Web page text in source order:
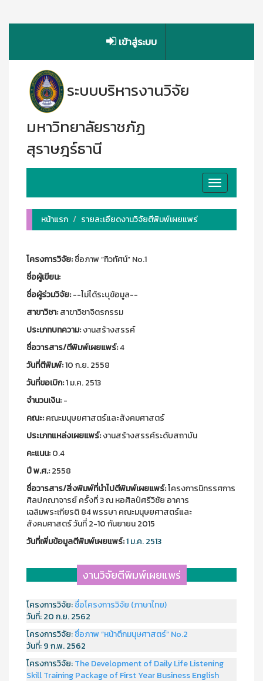
เข้าสู่ระบบ
ระบบบริหารงานวิจัย
มหาวิทยาลัยราชภัฏ
สุราษฎร์ธานี
Toggle
navigation
หน้าแรก
รายละเอียดงานวิจัยตีพิมพ์เผยแพร่
โครงการวิจัย:ชื่อภาพ “ทิวทัศน์” No.1
ชื่อผู้เขียน:
ชื่อผู้ร่วมวิจัย:--ไม่ได้ระบุข้อมูล--
สาขาวิชา:สาขาวิชาจิตรกรรม
ประเภทบทความ:งานสร้างสรรค์
ชื่อวารสาร/ตีพิมพ์เผยแพร์:4
วันที่ตีพิมพ์:10 ก.ย. 2558
วันที่ขอเบิก:1 ม.ค. 2513
จำนวนเงิน:-
คณะ:คณะมนุษยศาสตร์และสังคมศาสตร์
ประเภทแหล่งเผยแพร์:งานสร้างสรรค์ระดับสถาบัน
คะแนน:0.4
ปี พ.ศ.:2558
ชื่อวารสาร/สิ่งพิมพ์ที่นำไปตีพิมพ์เผยแพร์:โครงการนิทรรศการ
ศิลปคณาจารย์ ครั้งที่ 3 ณ หอศิลป์ศรีวิชัย อาคาร
เฉลิมพระเกียรติ 84 พรรษา คณะมนุษยศาสตร์และ
สังคมศาสตร์ วันที่ 2-10 กันยายน 2015
วันที่เพิ่มข้อมูลตีพิมพ์เผยแพร์:1 ม.ค. 2513
งานวิจัยตีพิมพ์เผยแพร่
โครงการวิจัย:ชื่อโครงการวิจัย (ภาษาไทย)
วันที่:20 ก.ย. 2562
โครงการวิจัย:ชื่อภาพ “หน้าตึกมนุษศาสตร์” No.2
วันที่:9 ก.พ. 2562
โครงการวิจัย:The Development of Daily Life Listening
Skill Training Package of First Year Business English